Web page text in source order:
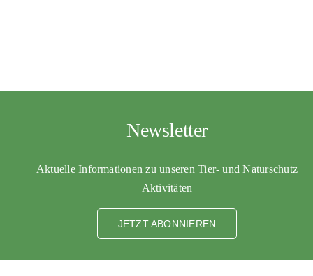
Newsletter
Aktuelle Informationen zu unseren Tier- und Naturschutz
Aktivitäten
JETZT ABONNIEREN